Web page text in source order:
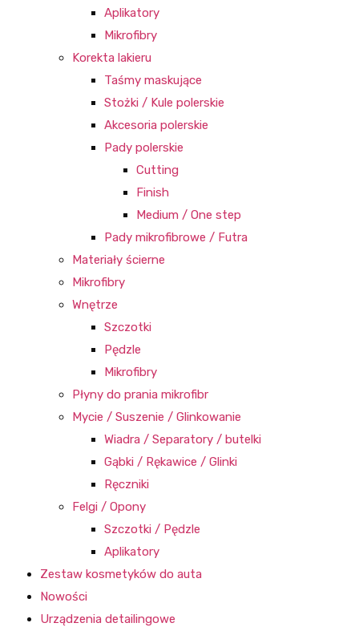
Aplikatory
Mikrofibry
Korekta lakieru
Taśmy maskujące
Stożki / Kule polerskie
Akcesoria polerskie
Pady polerskie
Cutting
Finish
Medium / One step
Pady mikrofibrowe / Futra
Materiały ścierne
Mikrofibry
Wnętrze
Szczotki
Pędzle
Mikrofibry
Płyny do prania mikrofibr
Mycie / Suszenie / Glinkowanie
Wiadra / Separatory / butelki
Gąbki / Rękawice / Glinki
Ręczniki
Felgi / Opony
Szczotki / Pędzle
Aplikatory
Zestaw kosmetyków do auta
Nowości
Urządzenia detailingowe